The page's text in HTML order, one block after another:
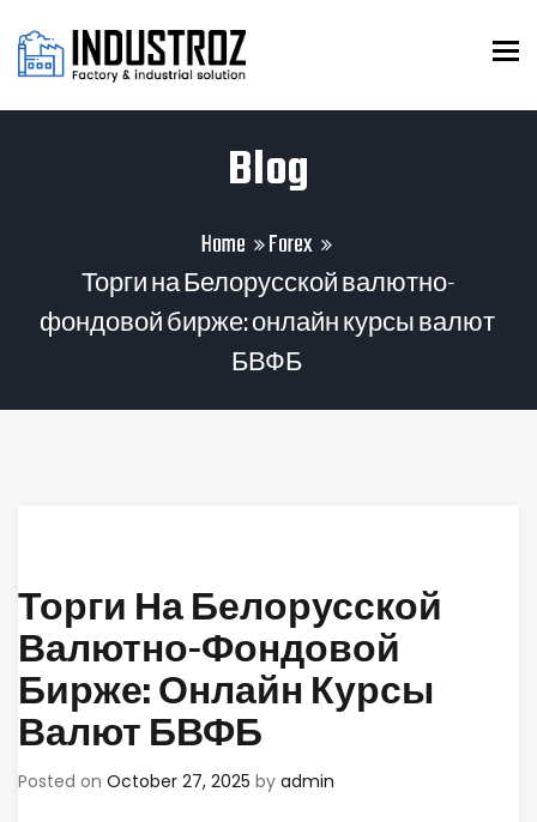
Blog
Home
Forex
Торги на Белорусской валютно-
фондовой бирже: онлайн курсы валют
БВФБ
Торги На Белорусской
Валютно-Фондовой
Бирже: Онлайн Курсы
Валют БВФБ
Posted on October 27, 2025 by admin